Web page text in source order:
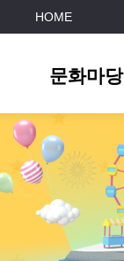
HOME
문화마당